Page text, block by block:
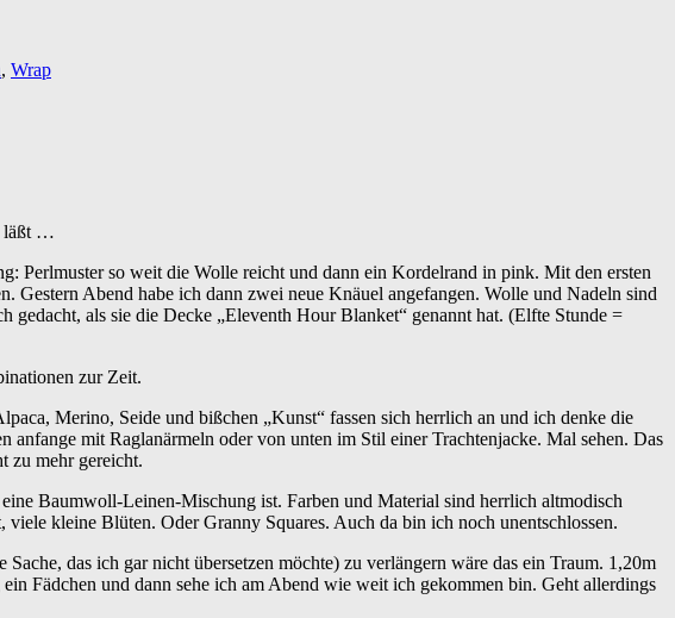
, Wrap
läßt …
Perlmuster so weit die Wolle reicht und dann ein Kordelrand in pink. Mit den ersten
Abend habe ich dann zwei neue Knäuel angefangen. Wolle und Nadeln sind
als sie die Decke „Eleventh Hour Blanket“ genannt hat. (Elfte Stunde =
zur Zeit.
Merino, Seide und bißchen „Kunst“ fassen sich herrlich an und ich denke die
mit Raglanärmeln oder von unten im Stil einer Trachtenjacke. Mal sehen. Das
zu mehr gereicht.
Baumwoll-Leinen-Mischung ist. Farben und Material sind herrlich altmodisch
kleine Blüten. Oder Granny Squares. Auch da bin ich noch unentschlossen.
das ich gar nicht übersetzen möchte) zu verlängern wäre das ein Traum. 1,20m
Fädchen und dann sehe ich am Abend wie weit ich gekommen bin. Geht allerdings